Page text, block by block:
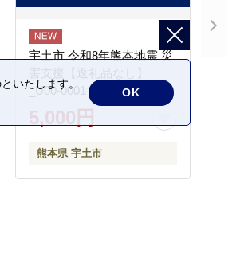
宇土市 令和8年熊本地震 災
害支援【返礼品なし】
_U00-0001
5,000円
熊本県 宇土市
いたします。
OK